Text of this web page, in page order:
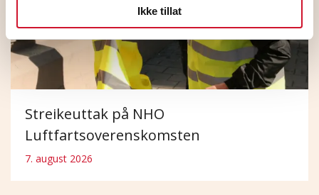
Ikke tillat
Streikeuttak på NHO
Luftfartsoverenskomsten
7. august 2026